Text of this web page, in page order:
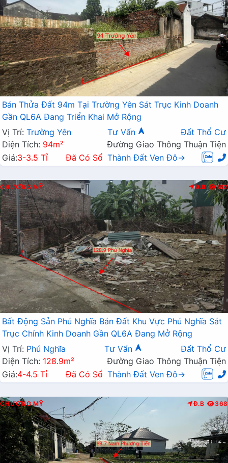
Bán Thửa Đất 94m Tại Trường Yên Sát Trục Kinh Doanh
Gần QL6A Đang Triển Khai Mở Rộng
Vị Trí: Trường Yên Tư Vấn
Đất Thổ Cư
Diện Tích: 94m²
Đường Giao Thông Thuận Tiện
Giá:3-3.5 Tỉ Đã Có Sổ Thành Đất Ven Đô→
CHƯƠNG MỸ Đ.B 182
Bất Động Sản Phú Nghĩa Bán Đất Khu Vực Phú Nghĩa Sát
Trục Chính Kinh Doanh Gần QL6A Đang Mở Rộng
Vị Trí: Phú Nghĩa Tư Vấn
Đất Thổ Cư
Diện Tích: 128.9m²
Đường Giao Thông Thuận Tiện
Giá:4-4.5 Tỉ Đã Có Sổ Thành Đất Ven Đô→
CHƯƠNG MỸ Đ.B 368